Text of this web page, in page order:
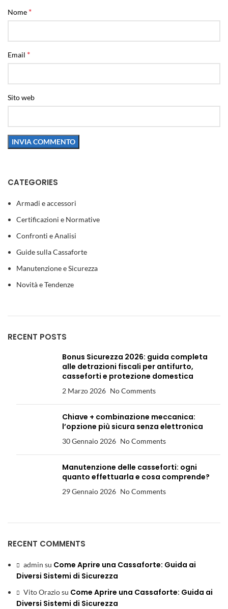
Nome *
Email *
Sito web
CATEGORIES
Armadi e accessori
Certificazioni e Normative
Confronti e Analisi
Guide sulla Cassaforte
Manutenzione e Sicurezza
Novità e Tendenze
RECENT POSTS
Bonus Sicurezza 2026: guida completa
alle detrazioni fiscali per antifurto,
casseforti e protezione domestica
2 Marzo 2026 No Comments
Chiave + combinazione meccanica:
l’opzione più sicura senza elettronica
30 Gennaio 2026 No Comments
Manutenzione delle casseforti: ogni
quanto effettuarla e cosa comprende?
29 Gennaio 2026 No Comments
RECENT COMMENTS
admin su Come Aprire una Cassaforte: Guida ai
Diversi Sistemi di Sicurezza
Vito Oraziosu Come Aprire una Cassaforte: Guida ai
Diversi Sistemi di Sicurezza